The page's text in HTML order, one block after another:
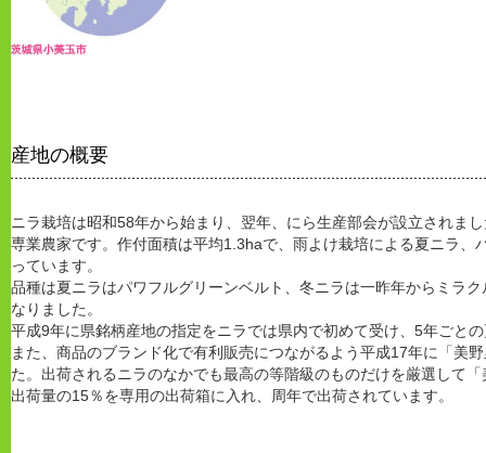
産地の概要
ニラ栽培は昭和58年から始まり、翌年、にら生産部会が設立されま
専業農家です。作付面積は平均1.3haで、雨よけ栽培による夏ニラ、
っています。
品種は夏ニラはパワフルグリーンベルト、冬ニラは一昨年からミラ
なりました。
平成9年に県銘柄産地の指定をニラでは県内で初めて受け、5年ごと
また、商品のブランド化で有利販売につながるよう平成17年に「美
た。出荷されるニラのなかでも最高の等階級のものだけを厳選して
出荷量の15％を専用の出荷箱に入れ、周年で出荷されています。